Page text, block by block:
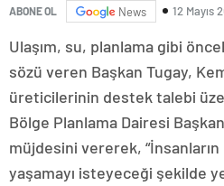
ABONE OL News 12 Mayıs
Ulaşım, su, planlama gibi
sözü veren Başkan Tugay,
üreticilerinin destek talebi
Bölge Planlama Dairesi
müjdesini vererek,
yaşamayı isteyeceği şekilde